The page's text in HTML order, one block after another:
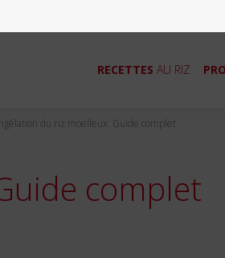
RECETTES AU RIZ
du riz moelleux: Guide complet
complet